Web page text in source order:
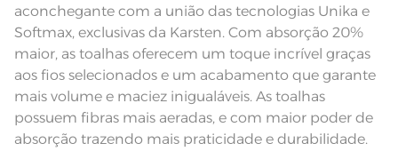
Cor Gris/Greige
Itens Inclusos 1 Toalha de Rosto
Medida 48cm x 80cm
Acabamento
Toque ultra macio; Super Absorção;
Pré-encolhido; Antipiling;
Lave as peças no ciclo leve, suave ou delicado de
sua lavadora;
Enxágue as peças com bastante água;
Utilize a quantidade mínima de amaciante e sabão;
aconchegante com a união das tecnologias Unika e
Softmax, exclusivas da Karsten. Com absorção 20%
maior, as toalhas oferecem um toque incrível graças
aos fios selecionados e um acabamento que garante
mais volume e maciez inigualáveis. As toalhas
possuem fibras mais aeradas, e com maior poder de
absorção trazendo mais praticidade e durabilidade.